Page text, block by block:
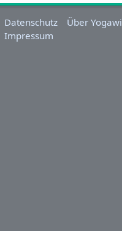
Datenschutz
Über
Impressum